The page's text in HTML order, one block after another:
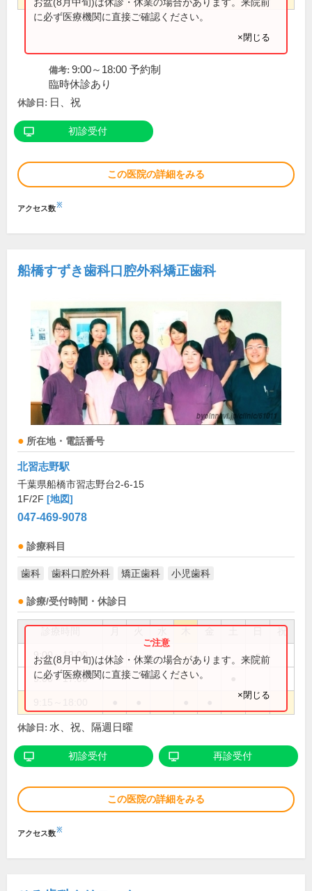
に必ず医療機関に直接ご確認ください。
×閉じる
備考: 9:00～18:00 予約制
臨時休診あり
休診日: 日、祝
初診受付
この医院の詳細をみる
アクセス数※
船橋すずき歯科口腔外科矯正歯科
所在地・電話番号
北習志野駅
千葉県船橋市習志野台2-6-15
1F/2F [地図]
047-469-9078
診療科目
歯科 歯科口腔外科 矯正歯科 小児歯科
診療/受付時間・休診日
祝
9:00～13:00 ●
9:00～17:00
お盆(8月中旬)は休診・休業の場合があります。来院前
に必ず医療機関に直接ご確認ください。
×閉じる
休診日: 水、祝、隔週日曜
初診受付 再診受付
この医院の詳細をみる
アクセス数※